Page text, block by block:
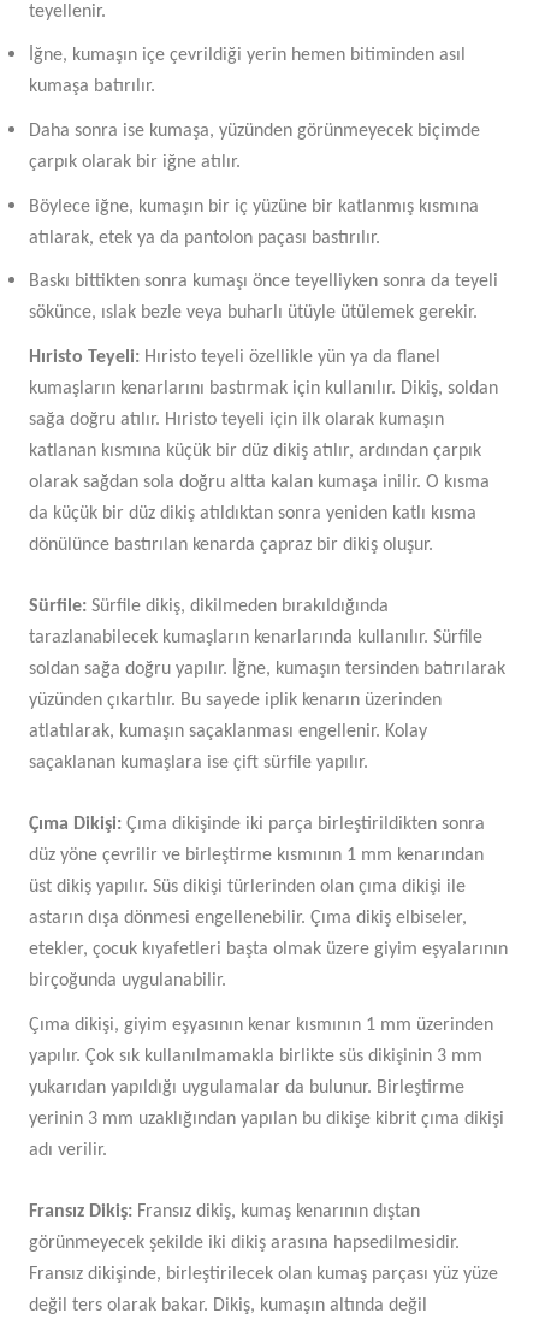
teyellenir.
İğne, kumaşın içe çevrildiği yerin hemen bitiminden asıl
kumaşa batırılır.
Daha sonra ise kumaşa, yüzünden görünmeyecek biçimde
çarpık olarak bir iğne atılır.
Böylece iğne, kumaşın bir iç yüzüne bir katlanmış kısmına
atılarak, etek ya da pantolon paçası bastırılır.
Baskı bittikten sonra kumaşı önce teyelliyken sonra da teyeli
sökünce, ıslak bezle veya buharlı ütüyle ütülemek gerekir.
Hıristo Teyeli: Hıristo teyeli özellikle yün ya da flanel
kumaşların kenarlarını bastırmak için kullanılır. Dikiş, soldan
sağa doğru atılır. Hıristo teyeli için ilk olarak kumaşın
katlanan kısmına küçük bir düz dikiş atılır, ardından çarpık
olarak sağdan sola doğru altta kalan kumaşa inilir. O kısma
da küçük bir düz dikiş atıldıktan sonra yeniden katlı kısma
dönülünce bastırılan kenarda çapraz bir dikiş oluşur.
Sürfile: Sürfile dikiş, dikilmeden bırakıldığında
tarazlanabilecek kumaşların kenarlarında kullanılır. Sürfile
soldan sağa doğru yapılır. İğne, kumaşın tersinden batırılarak
yüzünden çıkartılır. Bu sayede iplik kenarın üzerinden
atlatılarak, kumaşın saçaklanması engellenir. Kolay
saçaklanan kumaşlara ise çift sürfile yapılır.
Çıma Dikişi: Çıma dikişinde iki parça birleştirildikten sonra
düz yöne çevrilir ve birleştirme kısmının 1 mm kenarından
üst dikiş yapılır. Süs dikişi türlerinden olan çıma dikişi ile
astarın dışa dönmesi engellenebilir. Çıma dikiş elbiseler,
etekler, çocuk kıyafetleri başta olmak üzere giyim eşyalarının
birçoğunda uygulanabilir.
Çıma dikişi, giyim eşyasının kenar kısmının 1 mm üzerinden
yapılır. Çok sık kullanılmamakla birlikte süs dikişinin 3 mm
yukarıdan yapıldığı uygulamalar da bulunur. Birleştirme
yerinin 3 mm uzaklığından yapılan bu dikişe kibrit çıma dikişi
adı verilir.
Fransız Dikiş: Fransız dikiş, kumaş kenarının dıştan
görünmeyecek şekilde iki dikiş arasına hapsedilmesidir.
Fransız dikişinde, birleştirilecek olan kumaş parçası yüz yüze
değil ters olarak bakar. Dikiş, kumaşın altında değil